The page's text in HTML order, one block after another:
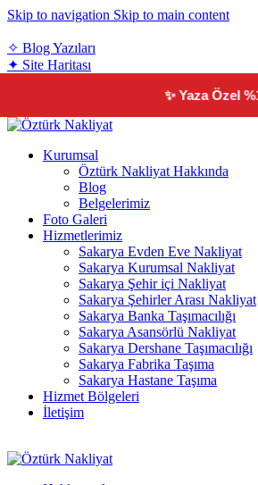
Skip to navigation Skip to main content
✧ Blog Yazıları
✦ Site Haritası
✨ Yaza Özel %10
Kurumsal
Öztürk Nakliyat Hakkında
Blog
Belgelerimiz
Foto Galeri
Hizmetlerimiz
Sakarya Evden Eve Nakliyat
Sakarya Kurumsal Nakliyat
Sakarya Şehir içi Nakliyat
Sakarya Şehirler Arası Nakliyat
Sakarya Banka Taşımacılığı
Sakarya Asansörlü Nakliyat
Sakarya Dershane Taşımacılığı
Sakarya Fabrika Taşıma
Sakarya Hastane Taşıma
Hizmet Bölgeleri
İletişim